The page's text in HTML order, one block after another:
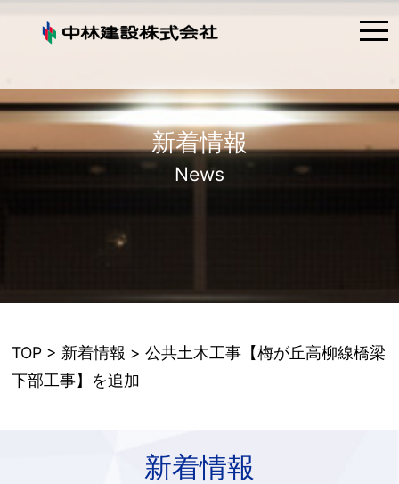
新着情報
News
TOP > 新着情報 > 公共土木工事【梅が丘高柳線橋梁
下部工事】を追加
新着情報